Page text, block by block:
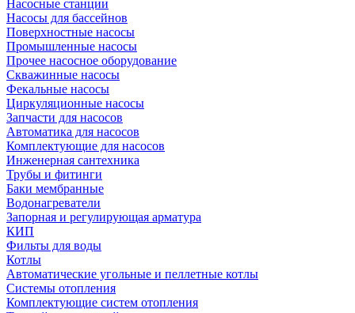
Насосные станции
Насосы для бассейнов
Поверхностные насосы
Промышленные насосы
Прочее насосное оборудование
Скважинные насосы
Фекальные насосы
Циркуляционные насосы
Запчасти для насосов
Автоматика для насосов
Комплектующие для насосов
Инженерная сантехника
Трубы и фитинги
Баки мембранные
Водонагреватели
Запорная и регулирующая арматура
КИП
Фильты для воды
Котлы
Автоматические угольные и пеллетные котлы
Системы отопления
Комплектующие систем отопления